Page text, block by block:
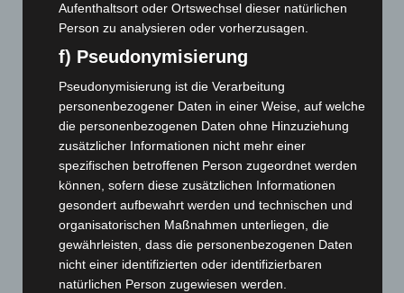
Juli 2026(73)
Mai 2026 (99)
April 2026(99)
März 2026(115)
Februar 2026(109)
Januar 2026(122)
Dezember 2025(103)
November 2025(114)
Oktober 2025(112)
September 2025(93)
Aufenthaltsort oder Ortswechsel dieser natürlichen
Person zu analysieren oder vorherzusagen.
f) Pseudonymisierung
Pseudonymisierung ist die Verarbeitung
personenbezogener Daten in einer Weise, auf welche
die personenbezogenen Daten ohne Hinzuziehung
zusätzlicher Informationen nicht mehr einer
spezifischen betroffenen Person zugeordnet werden
können, sofern diese zusätzlichen Informationen
gesondert aufbewahrt werden und technischen und
organisatorischen Maßnahmen unterliegen, die
gewährleisten, dass die personenbezogenen Daten
nicht einer identifizierten oder identifizierbaren
natürlichen Person zugewiesen werden.